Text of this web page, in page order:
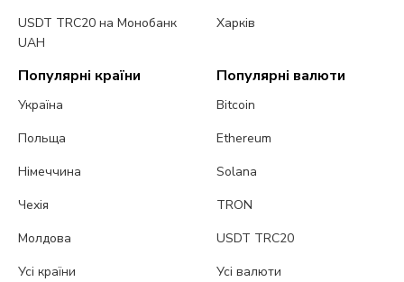
USDT TRC20 на Монобанк
UAH
Харків
Популярні країни
Україна
Польща
Німеччина
Чехія
Молдова
Усі країни
Популярні валюти
Bitcoin
Ethereum
Solana
TRON
USDT TRC20
Усі валюти